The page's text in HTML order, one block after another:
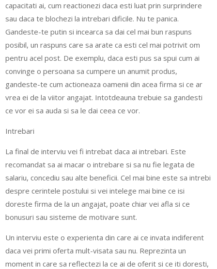
capacitati ai, cum reactionezi daca esti luat prin surprindere
sau daca te blochezi la intrebari dificile. Nu te panica.
Gandeste-te putin si incearca sa dai cel mai bun raspuns
posibil, un raspuns care sa arate ca esti cel mai potrivit om
pentru acel post. De exemplu, daca esti pus sa spui cum ai
convinge o persoana sa cumpere un anumit produs,
gandeste-te cum actioneaza oamenii din acea firma si ce ar
vrea ei de la viitor angajat. Intotdeauna trebuie sa gandesti
ce vor ei sa auda si sa le dai ceea ce vor.
Intrebari
La final de interviu vei fi intrebat daca ai intrebari. Este
recomandat sa ai macar o intrebare si sa nu fie legata de
salariu, concediu sau alte beneficii. Cel mai bine este sa intrebi
despre cerintele postului si vei intelege mai bine ce isi
doreste firma de la un angajat, poate chiar vei afla si ce
bonusuri sau sisteme de motivare sunt.
Un interviu este o experienta din care ai ce invata indiferent
daca vei primi oferta mult-visata sau nu. Reprezinta un
moment in care sa reflectezi la ce ai de oferit si ce iti doresti,